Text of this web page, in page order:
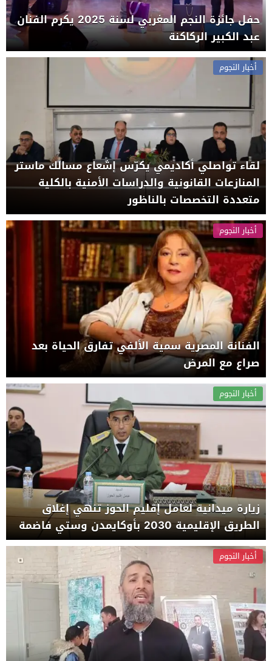
حفل جائزة النجم المغربي لسنة 2025 يكرم الفنان
عبد الكبير الركاكنة
أخبار النجوم
لقاء تواصلي أكاديمي يكرّس إشعاع مسالك ماستر
المنازعات القانونية والدراسات الأمنية بالكلية
متعددة التخصصات بالناظور
أخبار النجوم
الفنانة المصرية سمية الألفي تفارق الحياة بعد
صراع مع المرض
أخبار النجوم
زيارة ميدانية لعامل إقليم الحوز تنهي إغلاق
الطريق الإقليمية 2030 بأوكايمدن وستي فاضمة
أخبار النجوم